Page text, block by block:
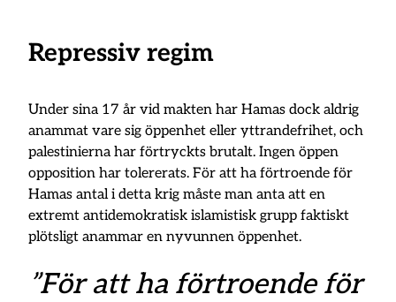
Repressiv regim
Under sina 17 år vid makten har Hamas dock aldrig
anammat vare sig öppenhet eller yttrandefrihet, och
palestinierna har förtryckts brutalt. Ingen öppen
opposition har tolererats. För att ha förtroende för
Hamas antal i detta krig måste man anta att en
extremt antidemokratisk islamistisk grupp faktiskt
plötsligt anammar en nyvunnen öppenhet.
”För att ha förtroende för